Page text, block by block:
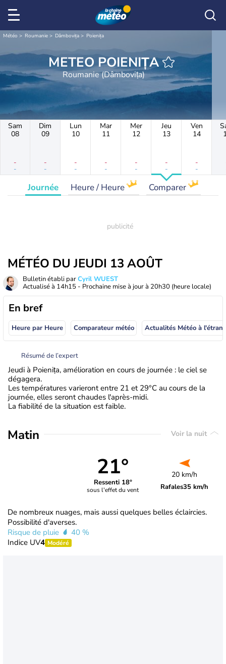
Météo Roumanie Dâmbovița Poienița
METEO POIENIȚA
Roumanie (Dâmbovița)
Sam
08
-
-
Dim
09
-
-
Lun
10
-
-
Mar
11
-
-
Mer
12
-
-
Jeu
13
-
-
Ven
14
-
-
Journée Heure / Heure Comparer
MÉTÉO DU JEUDI 13 AOÛT
Bulletin établi parCyril WUEST
Actualisé à 14h15 - Prochaine mise à jour à 20h30 (heure locale)
En bref
Heure par Heure Comparateur météo
Résumé de l’expert
Jeudi à Poienița, amélioration en cours de journée : le ciel se
dégagera.
Les températures varieront entre 21 et 29°C au cours de la
journée, elles seront chaudes l'après-midi.
La fiabilité de la situation est faible.
Matin Voir la nuit
21°
Ressenti 18°
sous l'effet du vent
20 km/h
Rafales35 km/h
De nombreux nuages, mais aussi quelques belles éclaircies.
Possibilité d'averses.
Risque de pluie
40 %
Indice UV4 Modéré